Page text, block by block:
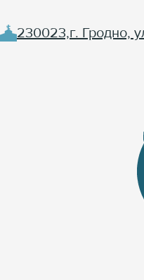
230023,г. Гродно,